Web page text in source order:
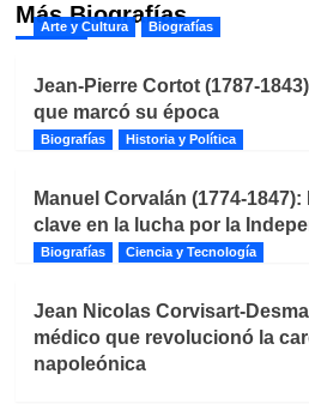
Más Biografías
Arte y Cultura Biografías
Jean-Pierre Cortot (1787-
que marcó su época
Biografías Historia y Política
Manuel Corvalán (1774-
clave en la lucha por la
Biografías Ciencia y Tecnología
Jean Nicolas Corvisart-
médico que revolucionó la
napoleónica